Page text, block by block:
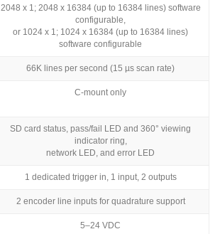
2048 x 1; 2048 x 16384 (up to 16384 lines) software
configurable,
or 1024 x 1; 1024 x 16384 (up to 16384 lines)
software configurable
66K lines per second (15 µs scan rate)
C-mount only
SD card status, pass/fail LED and 360° viewing
indicator ring,
network LED, and error LED
1 dedicated trigger in, 1 input, 2 outputs
2 encoder line inputs for quadrature support
5–24 VDC